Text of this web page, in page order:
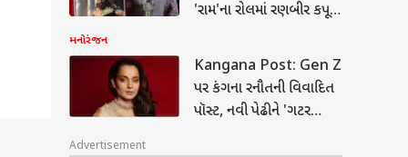
'રામ'ના રોલમાં રણબીર કપૂર
છવાયો યશ
મનોરંજન
Kangana Post: Gen Z
પર કંગના રનૌતની વિવાદિત
પૉસ્ટ, નવી પેઢીને 'ગટર
Advertisement
પટેલની આગાહી: 3
ભારે વરસાદનું